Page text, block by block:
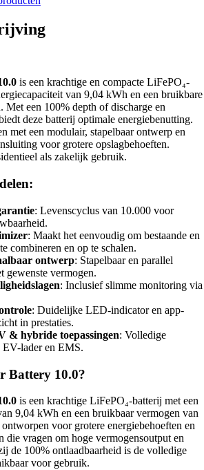
is een krachtige en compacte LiFePO₄-
van 9,04 kWh en een bruikbare
Met een 100% depth of discharge en
deze batterij optimale energiebenutting.
met een modulair, stapelbaar ontwerp en
voor grotere opslagbehoeften.
als zakelijk gebruik.
: Levenscyclus van 10.000 voor
: Maakt het eenvoudig om bestaande en
combineren en op te schalen.
ontwerp: Stapelbaar en parallel
gewenste vermogen.
: Inclusief slimme monitoring via
: Duidelijke LED-indicator en app-
in prestaties.
& hybride toepassingen: Volledige
lader en EMS.
Battery 10.0?
is een krachtige LiFePO₄-batterij met een
9,04 kWh en een bruikbaar vermogen van
voor grotere energiebehoeften en
die vragen om hoge vermogensoutput en
de 100% ontlaadbaarheid is de volledige
voor gebruik.